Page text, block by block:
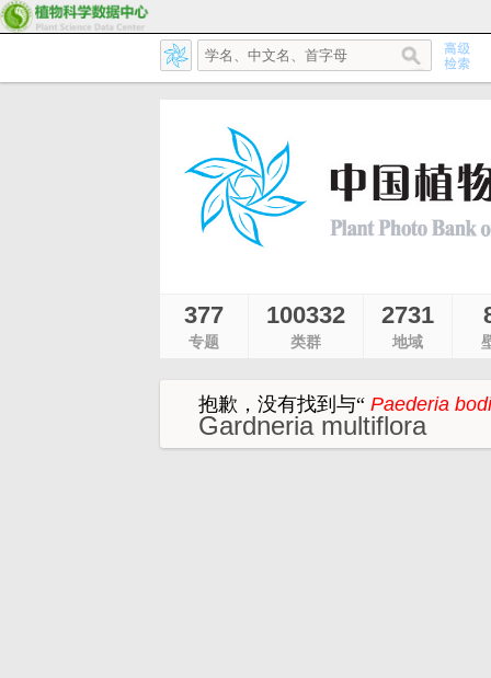
377
专题
100332
类群
2731
地域
抱歉，没有找到与“Paederia
Gardneria multiflora